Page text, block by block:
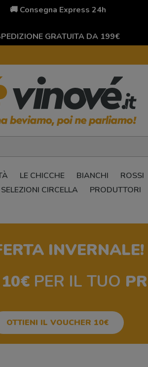
🚚 Consegna Express 24h
GRATUITA DA 199€
LE CHICCHE BIANCHI ROSSI
CIRCELLA
PRODUTTORI
INVERNALE!
PER IL TUO
OTTIENI IL VOUCHER 10€